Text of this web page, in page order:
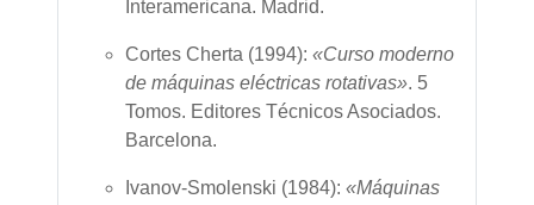
Interamericana. Madrid.
Cortes Cherta (1994): «Curso moderno
de máquinas eléctricas rotativas». 5
Tomos. Editores Técnicos Asociados.
Barcelona.
Ivanov-Smolenski (1984): «Máquinas